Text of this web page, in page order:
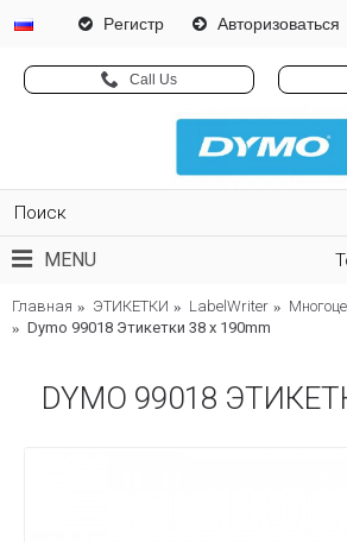
Pегистр Авторизоваться
Call Us
MENU
Главная ЭТИКЕТКИ LabelWriter
Dymo 99018 Этикетки 38 x 190mm